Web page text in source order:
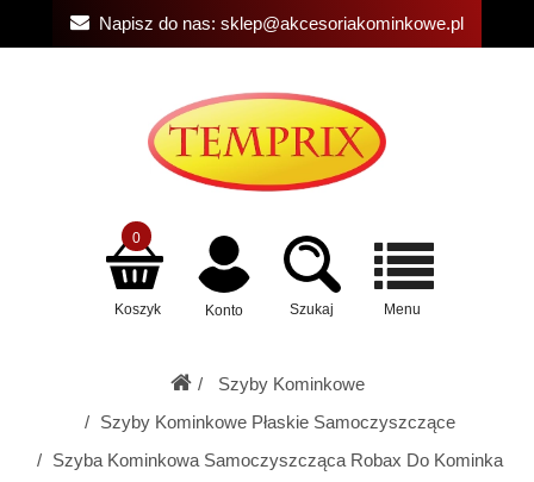
Napisz do nas: sklep@akcesoriakominkowe.pl
Koszyk
0
Konto Szukaj Menu
Szyby Kominkowe
Szyby Kominkowe Płaskie Samoczyszczące
Szyba Kominkowa Samoczyszcząca Robax Do Kominka